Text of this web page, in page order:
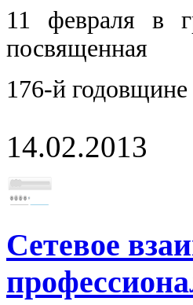
11 февраля в
посвященная
176-й
14.02.2013
Сетевое